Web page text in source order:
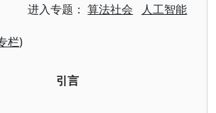
进入专题：算法社会 人工智能
栏)
引言